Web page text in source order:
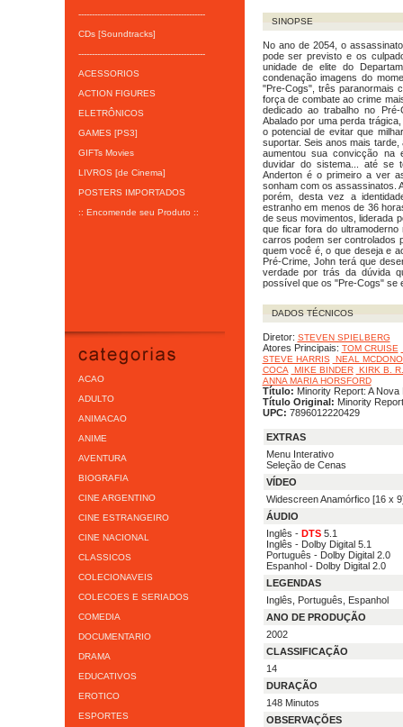
-----------------------------------------------
CDs [Soundtracks]
-----------------------------------------------
ACESSORIOS
ACTION FIGURES
ELETRÔNICOS
GAMES [PS3]
GIFTs Movies
LIVROS [de Cinema]
POSTERS IMPORTADOS
:: Encomende seu Produto ::
ACAO
ADULTO
ANIMACAO
ANIME
AVENTURA
BIOGRAFIA
CINE ARGENTINO
CINE ESTRANGEIRO
CINE NACIONAL
CLASSICOS
COLECIONAVEIS
COLECOES E SERIADOS
COMEDIA
DOCUMENTARIO
DRAMA
EDUCATIVOS
EROTICO
ESPORTES
SINOPSE
No ano de 2054, o
pode ser previsto e os
unidade de elite do
condenação imagens do
"Pre-Cogs", três paranormais
força de combate ao crime
dedicado ao trabalho no
Abalado por uma perda
o potencial de evitar que
suportar. Seis anos mais
aumentou sua convicção na
duvidar do sistema... até se
Anderton é o primeiro a ver
sonham com os assassinatos.
porém, desta vez a
estranho em menos de 36
de seus movimentos, liderada
que ficar fora do
carros podem ser controlados
quem você é, o que deseja e
Pré-Crime, John terá que
verdade por trás da dúvida
possível que os "Pre-Cogs" se
DADOS TÉCNICOS
Diretor: STEVEN SPIELBERG
Atores Principais: TOM CRUISE
STEVE HARRIS NEAL
COCA
MIKE BINDER KIRK B.
ANNA MARIA HORSFORD
Título: Minority Report: A Nova
Título Original: Minority
UPC: 7896012220429
EXTRAS
Menu Interativo
Seleção de Cenas
VÍDEO
Widescreen Anamórfico [16 x
ÁUDIO
Inglês - DTS5.1
Inglês - Dolby Digital 5.1
Português - Dolby Digital 2.0
Espanhol - Dolby Digital 2.0
LEGENDAS
Inglês, Português, Espanhol
ANO DE PRODUÇÃO
2002
CLASSIFICAÇÃO
14
DURAÇÃO
148 Minutos
OBSERVAÇÕES